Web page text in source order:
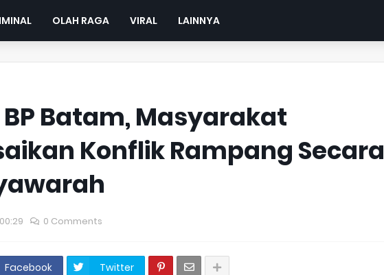
OLAH RAGA VIRAL LAINNYA
BP Batam, Masyarakat
Konflik Rampang Secara
00:29 0 Comments
Facebook Twitter